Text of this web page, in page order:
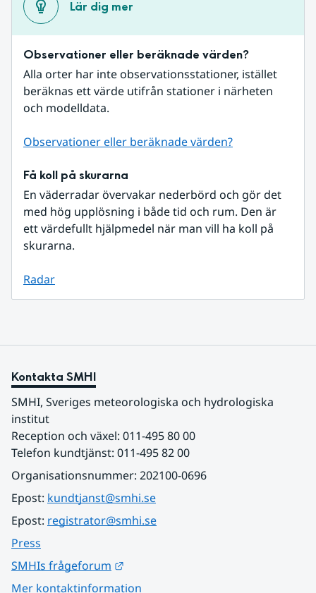
Lär dig mer
Observationer eller beräknade värden?
Alla orter har inte observationsstationer, istället
beräknas ett värde utifrån stationer i närheten
och modelldata.
Observationer eller beräknade värden?
Få koll på skurarna
En väderradar övervakar nederbörd och gör det
med hög upplösning i både tid och rum. Den är
ett värdefullt hjälpmedel när man vill ha koll på
skurarna.
Radar
Kontakta SMHI
SMHI, Sveriges meteorologiska och hydrologiska
institut
Reception och växel: 011-495 80 00
Telefon kundtjänst: 011-495 82 00
Organisationsnummer: 202100-0696
Epost: kundtjanst@smhi.se
Epost: registrator@smhi.se
Press
SMHIs frågeforum
Mer kontaktinformation